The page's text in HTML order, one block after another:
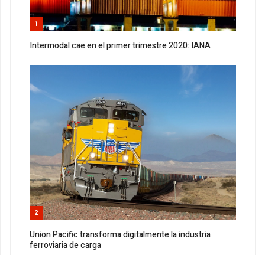
1
Intermodal cae en el primer trimestre 2020: IANA
2
Union Pacific transforma digitalmente la industria
ferroviaria de carga